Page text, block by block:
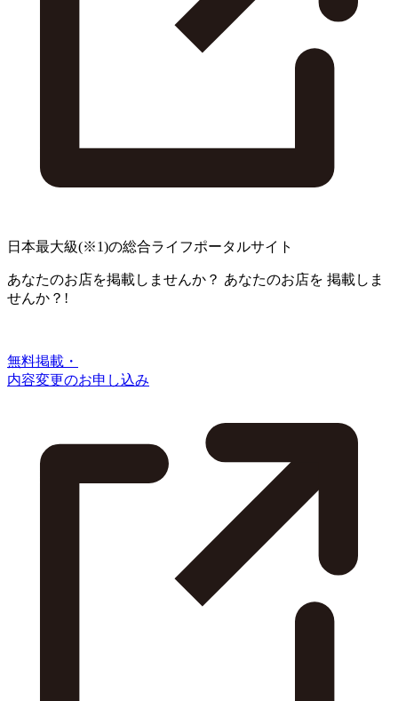
日本最大級(※1)の総合ライフポータルサイト
あなたのお店を掲載しませんか？ あなたのお店を 掲載しま
せんか？!
無料掲載・
内容変更のお申し込み